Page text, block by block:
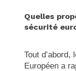
Quelles
sécurité
Tout
Européen a